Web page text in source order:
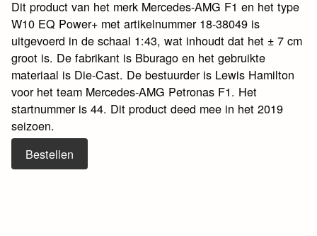
Dit product van het merk Mercedes-AMG F1 en het type
W10 EQ Power+ met artikelnummer 18-38049 is
uitgevoerd in de schaal 1:43, wat inhoudt dat het ± 7 cm
groot is. De fabrikant is Bburago en het gebruikte
materiaal is Die-Cast. De bestuurder is Lewis Hamilton
voor het team Mercedes-AMG Petronas F1. Het
startnummer is 44. Dit product deed mee in het 2019
seizoen.
Bestellen